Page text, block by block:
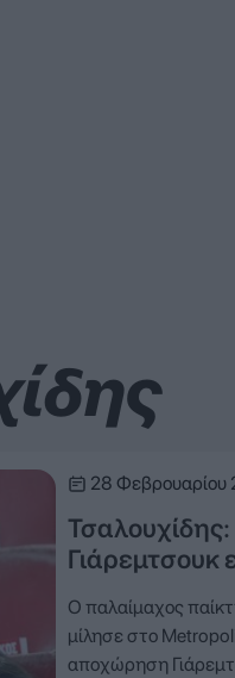
28 Φεβρουαρίου
Ο παλαίμαχος
μίλησε στο
αποχώρηση